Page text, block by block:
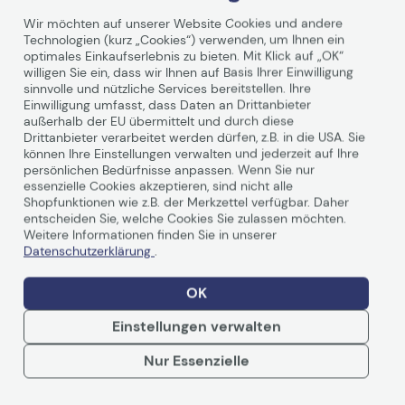
Technische Daten
Hersteller HP Inc.
Bezeichnung des
Herstellers
HP Electronic
Produkttyp
Garantieerweiterung
Garantieverlängerungen
Weiterlesen
Wir möchten auf unserer Website Cookies und andere
Technologien (kurz „Cookies“) verwenden, um Ihnen ein
optimales Einkaufserlebnis zu bieten. Mit Klick auf „OK“
willigen Sie ein, dass wir Ihnen auf Basis Ihrer Einwilligung
sinnvolle und nützliche Services bereitstellen. Ihre
Einwilligung umfasst, dass Daten an Drittanbieter
außerhalb der EU übermittelt und durch diese
Drittanbieter verarbeitet werden dürfen, z.B. in die USA. Sie
können Ihre Einstellungen verwalten und jederzeit auf Ihre
persönlichen Bedürfnisse anpassen. Wenn Sie nur
essenzielle Cookies akzeptieren, sind nicht alle
Shopfunktionen wie z.B. der Merkzettel verfügbar. Daher
entscheiden Sie, welche Cookies Sie zulassen möchten.
Weitere Informationen finden Sie in unserer
Datenschutzerklärung .
OK
Einstellungen verwalten
Nur Essenzielle